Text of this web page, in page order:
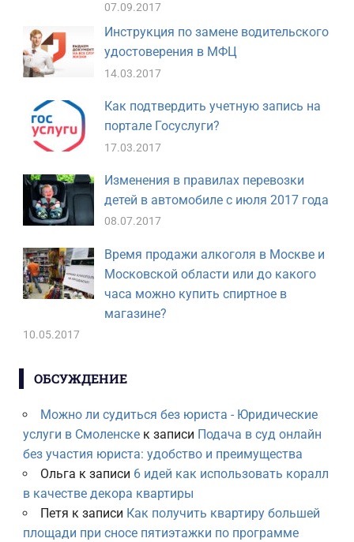
07.09.2017
Инструкция по замене водительского
удостоверения в МФЦ
14.03.2017
Как подтвердить учетную запись на
портале Госуслуги?
17.03.2017
Изменения в правилах перевозки
детей в автомобиле с июля 2017 года
08.07.2017
Время продажи алкоголя в Москве и
Московской области или до какого
часа можно купить спиртное в
магазине?
10.05.2017
ОБСУЖДЕНИЕ
Можно ли судиться без юриста - Юридические
услуги в Смоленскек записи Подача в суд онлайн
без участия юриста: удобство и преимущества
Ольга к записи 6 идей как использовать коралл
в качестве декора квартиры
Петя к записи Как получить квартиру большей
площади при сносе пятиэтажки по программе